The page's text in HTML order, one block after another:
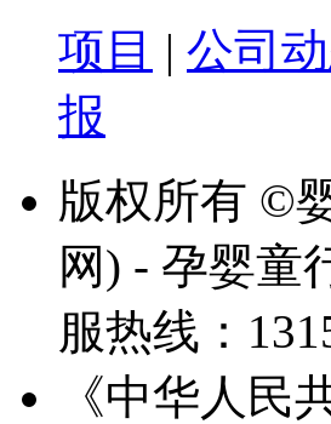
转到
项目 | 公司
报
版权所有 ©
网) - 孕婴
服热线：
《中华人民